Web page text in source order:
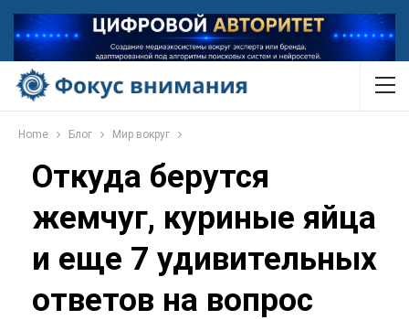
Home Блог Мир вокруг
Откуда берутся
жемчуг, куриные яйца
и еще 7 удивительных
ответов на вопрос